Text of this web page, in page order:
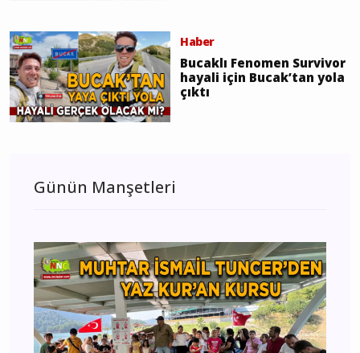
Haber
Bucaklı Fenomen Survivor
hayali için Bucak’tan yola
çıktı
Günün Manşetleri